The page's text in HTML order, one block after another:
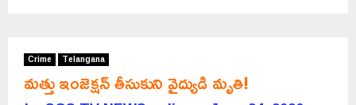
Crime Telangana
మత్తు ఇంజెక్షన్ తీసుకుని వైద్యుడి మృతి!